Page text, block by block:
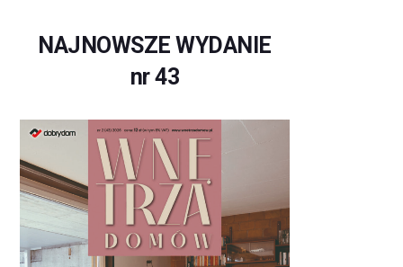
NAJNOWSZE WYDANIE
nr 43